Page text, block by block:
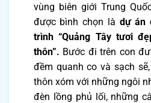
vùng biên giới Trung
được bình chọn là dự án
trình “Quảng Tây tươi
thôn”. Bước đi trên con
đềm quanh co và sạch
thôn xóm với những ngôi
đèn lồng phủ lối, những